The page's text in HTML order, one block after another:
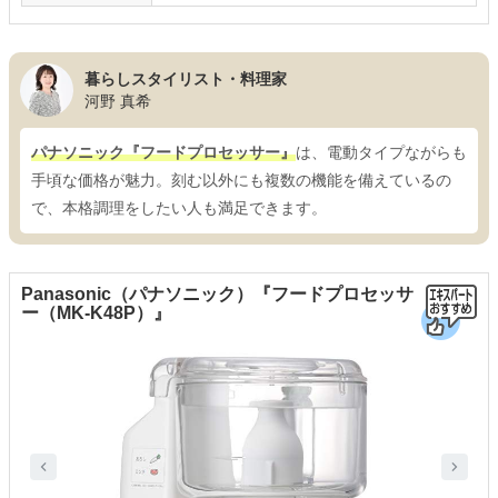
暮らしスタイリスト・料理家
河野 真希
パナソニック『フードプロセッサー』は、電動タイプながらも
手頃な価格が魅力。刻む以外にも複数の機能を備えているの
で、本格調理をしたい人も満足できます。
Panasonic（パナソニック）『フードプロセッサ
ー（MK-K48P）』